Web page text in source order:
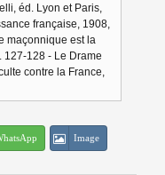
éd. Lyon et Paris,
française, 1908,
maçonnique est la
127-128 - Le Drame
contre la France,
Image